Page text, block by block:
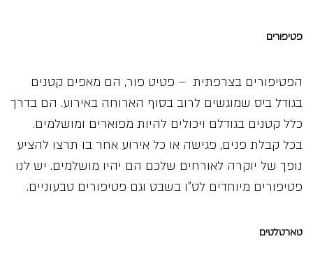
פטיפורים
הפטיפורים בצרפתית – פטיט פור, הם מאפים קטנים
בגודל ביס שמוגשים לרוב בסוף הארוחה באירוע. הם בדרך
כלל קטנים בגודלם ויכולים להיות מפוארים ומושלמים.
בכל קבלת פנים, פגישה או כל אירוע אחר בו תרצו להציע
נופך של יוקרה לאורחים שלכם הם יהיו מושלמים. יש לנו
פטיפורים מיוחדים לט”ו בשבט וגם פטיפורים טבעוניים.
טארטלטים